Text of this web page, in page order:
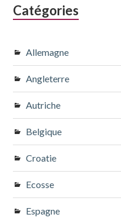
Catégories
Allemagne
Angleterre
Autriche
Belgique
Croatie
Ecosse
Espagne